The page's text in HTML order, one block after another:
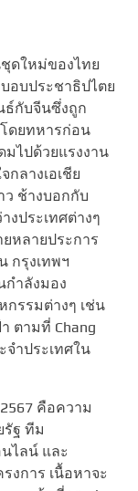
ดใหม่ของไทย
อบประชาธิปไตย
ธ์กับจีนซึ่งถูก
ดยทหารก่อน
ไปด้วยแรงงาน
ลางเอเชีย
ว ช้างบอกกับ
งประเทศต่างๆ
หลายประการ
กรุงเทพฯ
กำลังมอง
รรมต่างๆ เช่น
ตามที่ Chang
จำประเทศใน
คือความ
รัฐ ทีม
ไลน์ และ
งการ เนื้อหาจะ